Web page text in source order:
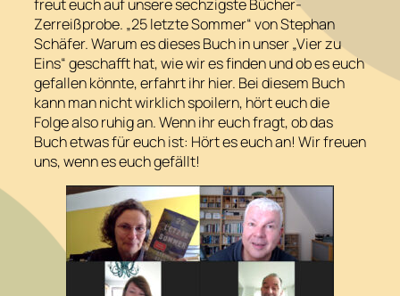
freut euch auf unsere sechzigste Bücher-
Zerreißprobe. „25 letzte Sommer“ von Stephan
Schäfer. Warum es dieses Buch in unser „Vier zu
Eins“ geschafft hat, wie wir es finden und ob es euch
gefallen könnte, erfahrt ihr hier. Bei diesem Buch
kann man nicht wirklich spoilern, hört euch die
Folge also ruhig an. Wenn ihr euch fragt, ob das
Buch etwas für euch ist: Hört es euch an! Wir freuen
uns, wenn es euch gefällt!